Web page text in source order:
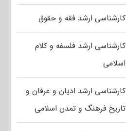
کارشناسی ارشد فقه و حقوق
کارشناسی ارشد فلسفه و کلام
اسلامی
کارشناسی ارشد ادیان و عرفان و
تاریخ فرهنگ و تمدن اسلامی